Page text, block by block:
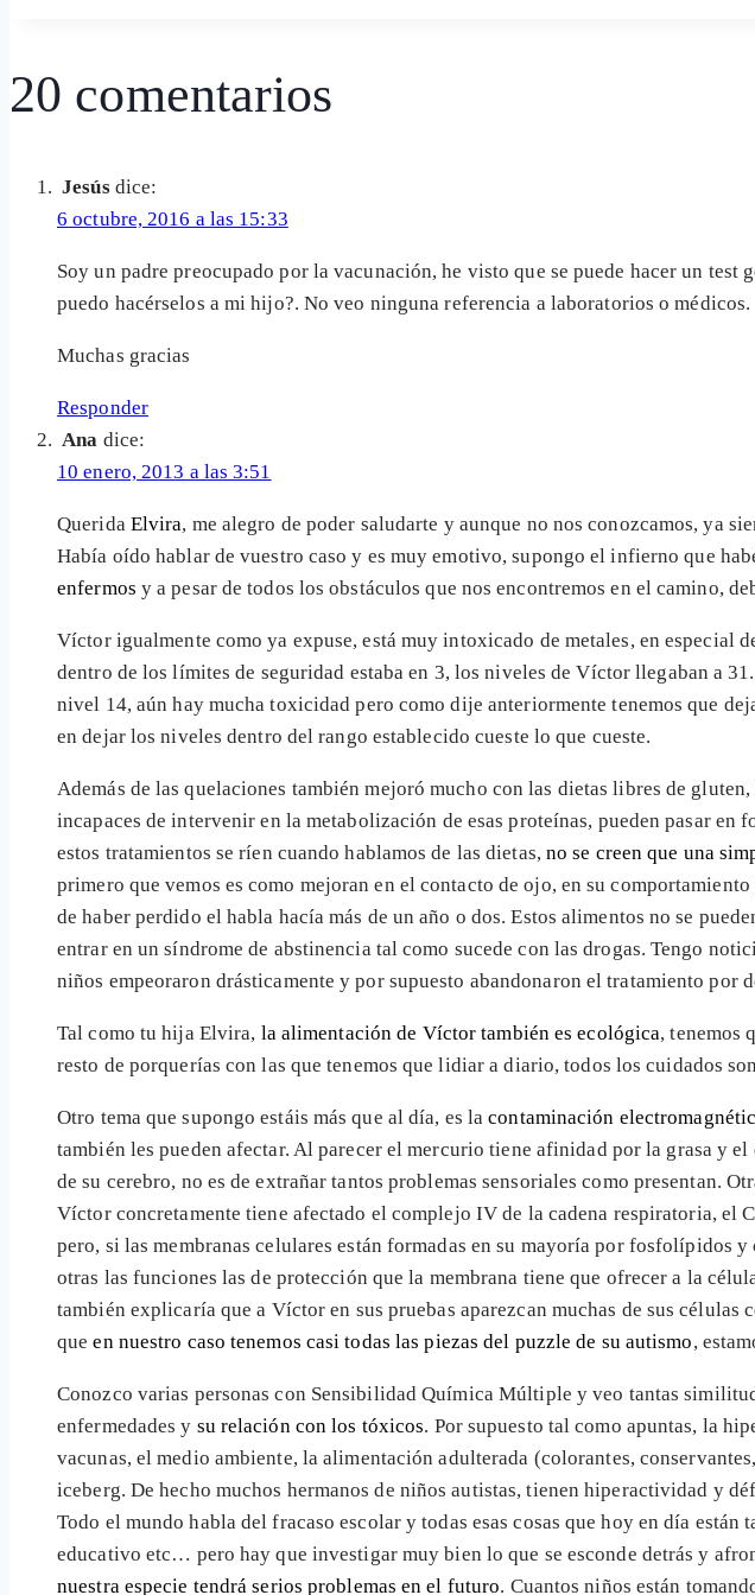
20 comentarios
Jesús dice:
6 octubre, 2016 a las 15:33
Soy un padre preocupado por la vacunación, he visto que se puede hacer un
puedo hacérselos a mi hijo?. No veo ninguna referencia a laboratorios o médicos.
Muchas gracias
Responder
Ana dice:
10 enero, 2013 a las 3:51
Querida Elvira, me alegro de poder saludarte y aunque no nos conozcamos, ya
Había oído hablar de vuestro caso y es muy emotivo, supongo el infierno que
enfermos y a pesar de todos los obstáculos que nos encontremos en el camino,
Víctor igualmente como ya expuse, está muy intoxicado de metales, en especial
dentro de los límites de seguridad estaba en 3, los niveles de Víctor llegaban a
nivel 14, aún hay mucha toxicidad pero como dije anteriormente tenemos que
en dejar los niveles dentro del rango establecido cueste lo que cueste.
Además de las quelaciones también mejoró mucho con las dietas libres de
incapaces de intervenir en la metabolización de esas proteínas, pueden pasar
estos tratamientos se ríen cuando hablamos de las dietas, no se creen que una
primero que vemos es como mejoran en el contacto de ojo, en su
de haber perdido el habla hacía más de un año o dos. Estos alimentos no se
entrar en un síndrome de abstinencia tal como sucede con las drogas. Tengo
niños empeoraron drásticamente y por supuesto abandonaron el tratamiento por
Tal como tu hija Elvira, la alimentación de Víctor también es ecológica, tenemos
resto de porquerías con las que tenemos que lidiar a diario, todos los cuidados
Otro tema que supongo estáis más que al día, es lacontaminación
también les pueden afectar. Al parecer el mercurio tiene afinidad por la grasa y
de su cerebro, no es de extrañar tantos problemas sensoriales como presentan.
Víctor concretamente tiene afectado el complejo IV de la cadena respiratoria, el
pero, si las membranas celulares están formadas en su mayoría por
otras las funciones las de protección que la membrana tiene que ofrecer a la
también explicaría que a Víctor en sus pruebas aparezcan muchas de sus
queen nuestro caso tenemos casi todas las piezas del puzzle de su autismo,
Conozco varias personas con Sensibilidad Química Múltiple y veo tantas
enfermedades y su relación con los tóxicos. Por supuesto tal como apuntas, la
vacunas, el medio ambiente, la alimentación adulterada (colorantes,
iceberg. De hecho muchos hermanos de niños autistas, tienen hiperactividad y
Todo el mundo habla del fracaso escolar y todas esas cosas que hoy en día
educativo etc… pero hay que investigar muy bien lo que se esconde detrás y
nuestra especie tendrá serios problemas en el futuro. Cuantos niños están